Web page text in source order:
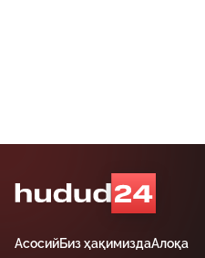
АсосийБиз ҳақимиздаАлоқа